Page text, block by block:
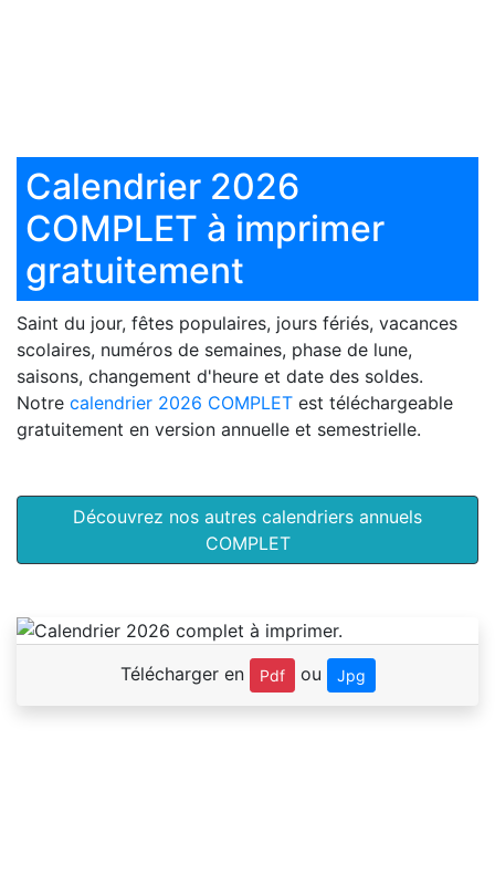
Calendrier 2026
COMPLET à imprimer
gratuitement
Saint du jour, fêtes populaires, jours fériés, vacances
scolaires, numéros de semaines, phase de lune,
saisons, changement d'heure et date des soldes.
Notre calendrier 2026 COMPLET est téléchargeable
gratuitement en version annuelle et semestrielle.
Découvrez nos autres calendriers annuels
COMPLET
Télécharger en Pdf ou Jpg